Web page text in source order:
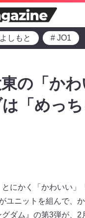
しもと # JO1
の「か
「めっ
にかく「かわいい」
ユニットを組んで、
ダム』の第3弾が、